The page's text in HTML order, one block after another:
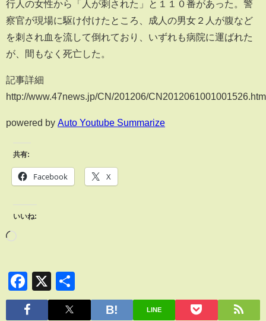
行人の女性から「人が刺された」と１１０番があった。警
察官が現場に駆け付けたところ、成人の男女２人が腹など
を刺され血を流して倒れており、いずれも病院に運ばれた
が、間もなく死亡した。
記事詳細
http://www.47news.jp/CN/201206/
powered by Auto Youtube Summarize
共有:
Facebook X
いいね:
Facebook
X
有
LINE